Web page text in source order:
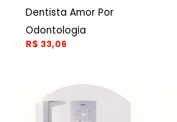
Dentista Amor Por
Odontologia
R$ 33,06